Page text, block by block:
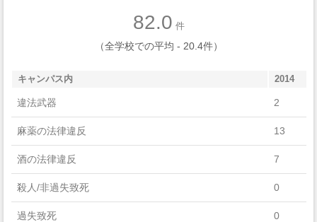
82.0 件
（全学校での平均 - 20.4件）
キャンパス内 2014
違法武器 2
麻薬の法律違反 13
酒の法律違反 7
殺人/非過失致死 0
過失致死 0